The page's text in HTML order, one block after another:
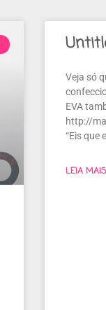
Veja só
EVA
http://
“Eis que
LEIA MAIS